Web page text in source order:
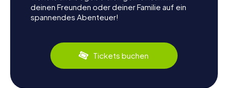
deinen Freunden oder deiner Familie auf ein
spannendes Abenteuer!
Tickets buchen